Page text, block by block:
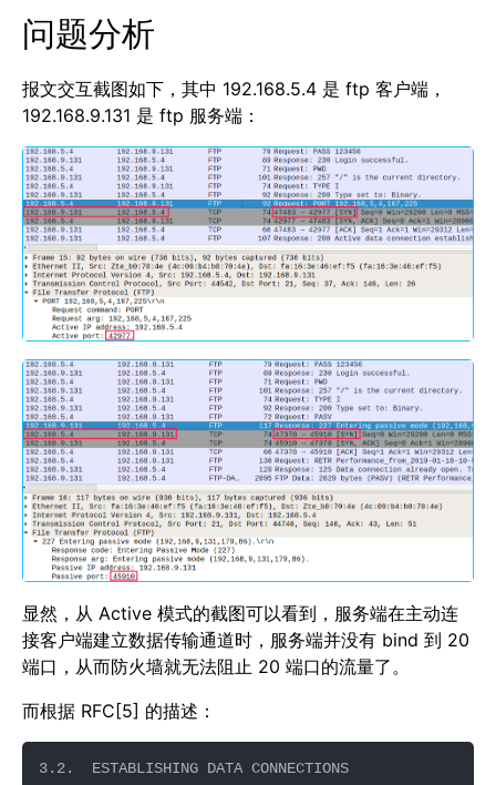
问题分析
报文交互截图如下，其中 192.168.5.4 是 ftp 客户端，
192.168.9.131 是 ftp 服务端：
显然，从 Active 模式的截图可以看到，服务端在主动连
接客户端建立数据传输通道时，服务端并没有 bind 到 20
端口，从而防火墙就无法阻止 20 端口的流量了。
而根据 RFC[5] 的描述：